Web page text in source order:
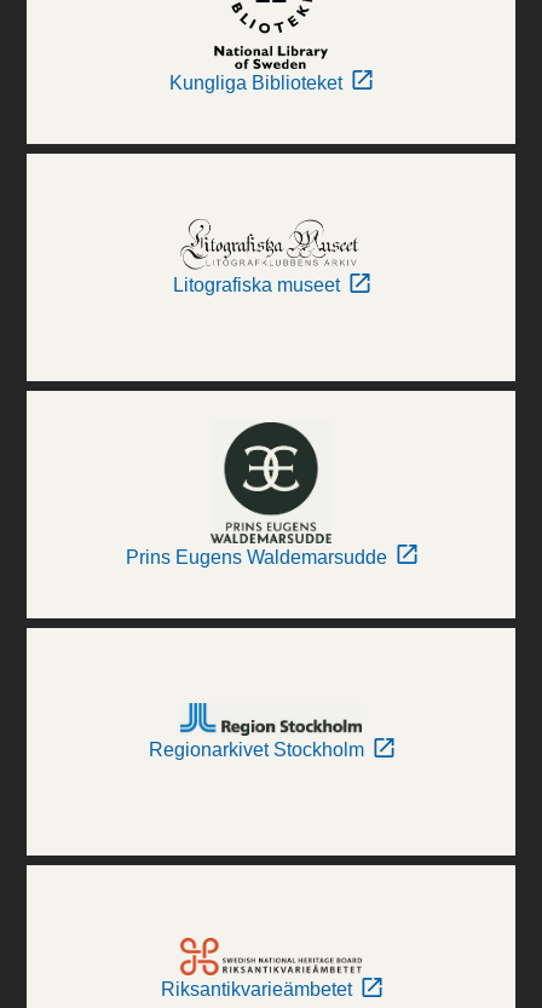
Kungliga Biblioteket
Litografiska museet
Prins Eugens Waldemarsudde
Regionarkivet Stockholm
Riksantikvarieämbetet